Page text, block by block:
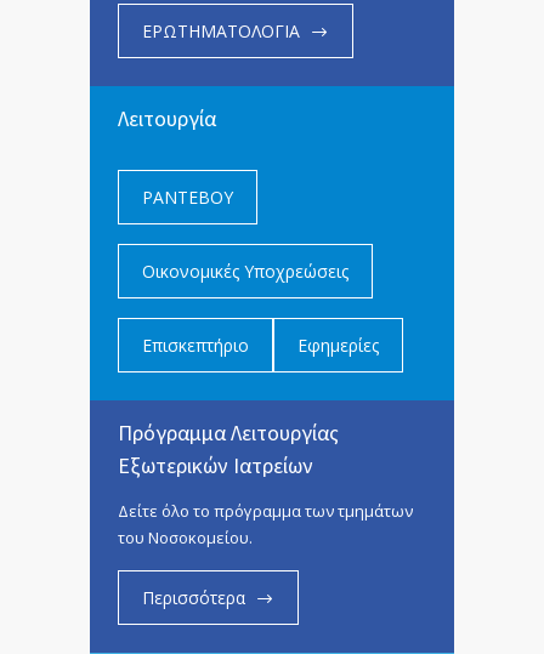
ΕΡΩΤΗΜΑΤΟΛΟΓΙΑ
Λειτουργία
ΡΑΝΤΕΒΟΥ
Οικονομικές Υποχρεώσεις
Επισκεπτήριο Εφημερίες
Πρόγραμμα Λειτουργίας
Εξωτερικών Ιατρείων
Δείτε όλο το πρόγραμμα των τμημάτων
του Νοσοκομείου.
Περισσότερα